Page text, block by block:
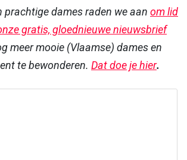
prachtige dames raden we aan om lid
gratis, gloednieuwe nieuwsbrief
meer mooie (Vlaamse) dames en
te bewonderen. Dat doe je hier.